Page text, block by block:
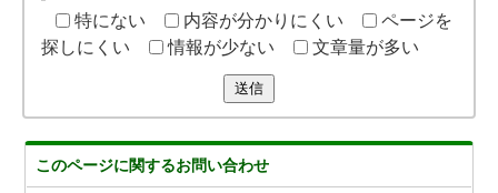
特にない
内容が分かりにくい
ページを
探しにくい
情報が少ない 文章量が多い
送信
このページに関するお問い合わせ